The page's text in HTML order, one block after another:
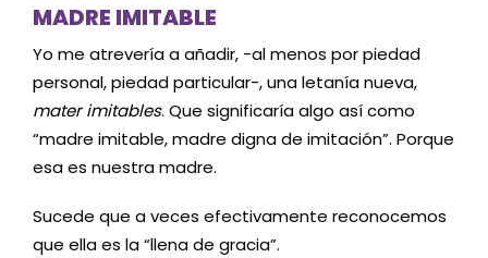
MADRE IMITABLE
Yo me atrevería a añadir, -al menos por piedad
personal, piedad particular-, una letanía nueva,
mater imitables. Que significaría algo así como
“madre imitable, madre digna de imitación”. Porque
esa es nuestra madre.
Sucede que a veces efectivamente reconocemos
que ella es la “llena de gracia”.